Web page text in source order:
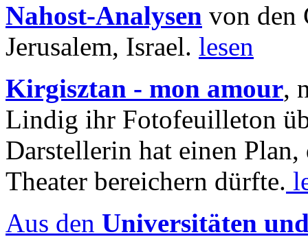
Nahost-Analysen von den
Jerusalem, Israel. lesen
Kirgisztan - mon amour,
Lindig ihr Fotofeuilleton
Darstellerin hat einen Plan,
Theater bereichern dürfte.
Aus den Universitäten